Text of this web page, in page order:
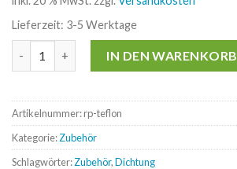
Lieferzeit: 3-5 Werktage
IN DEN WARENKORB
Artikelnummer:rp-teflon
Kategorie:Zubehör
Schlagwörter:Zubehör,Dichtung